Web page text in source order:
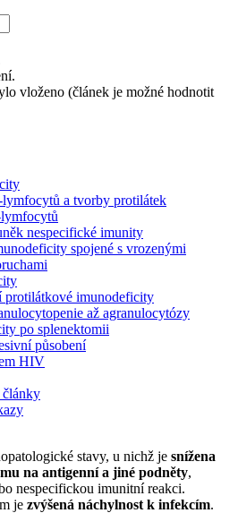
vloženo (článek je možné hodnotit
a tvorby protilátek
nespecifické imunity
spojené s vrozenými
protilátkové imunodeficity
až agranulocytózy
po splenektomii
působení
HIV
články
stavy, u nichž je snížena
na antigenní a jiné podněty,
nespecifickou imunitní reakci.
je zvýšená náchylnost k infekcím.